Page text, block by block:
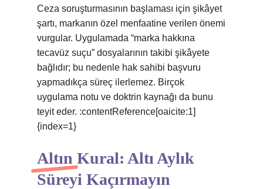
Ceza soruşturmasının başlaması için şikâyet
şartı, markanın özel menfaatine verilen önemi
vurgular. Uygulamada “marka hakkına
tecavüz suçu” dosyalarının takibi şikâyete
bağlıdır; bu nedenle hak sahibi başvuru
yapmadıkça süreç ilerlemez. Birçok
uygulama notu ve doktrin kaynağı da bunu
teyit eder. :contentReference[oaicite:1]
{index=1}
Altın Kural: Altı Aylık
Süreyi Kaçırmayın